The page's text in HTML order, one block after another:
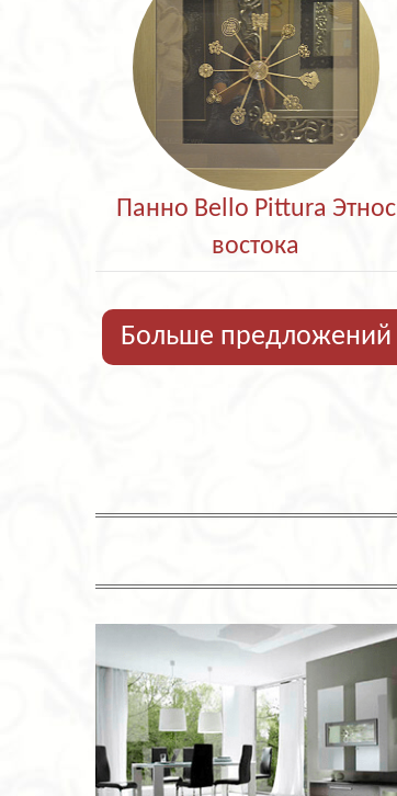
Панно Bello Pittura Этнос
востока
Больше предложений